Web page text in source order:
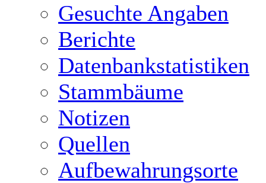
Gesuchte Angaben
Berichte
Datenbankstatistiken
Stammbäume
Notizen
Quellen
Aufbewahrungsorte